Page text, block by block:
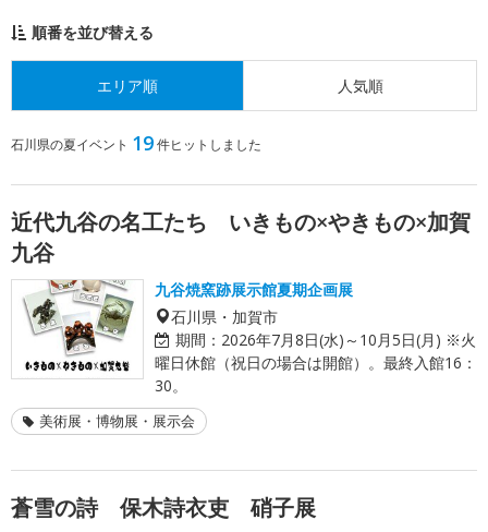
順番を並び替える
エリア順 人気順
石川県の夏イベント 19件ヒットしました
近代九谷の名工たち いきもの×やきもの×加賀
九谷
九谷焼窯跡展示館夏期企画展
石川県・加賀市
期間： 2026年7月8日(水)～10月5日(月) ※火
曜日休館（祝日の場合は開館）。最終入館16：
30。
美術展・博物展・展示会
蒼雪の詩 保木詩衣吏 硝子展